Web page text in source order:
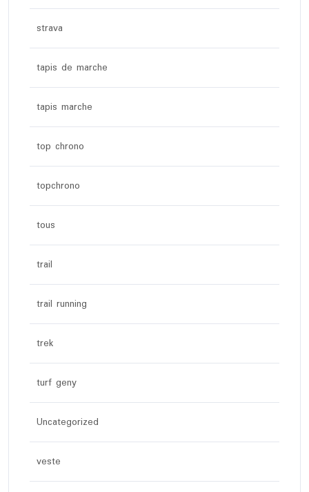
strava
tapis de marche
tapis marche
top chrono
topchrono
tous
trail
trail running
trek
turf geny
Uncategorized
veste